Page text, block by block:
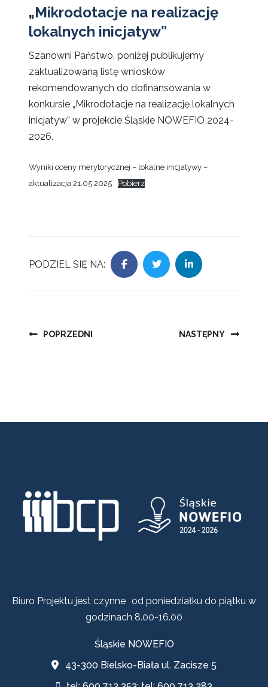
„Mikrodotacje na realizację
lokalnych inicjatyw”
Szanowni Państwo, poniżej publikujemy
zaktualizowaną listę wniosków
rekomendowanych do dofinansowania w
konkursie „Mikrodotacje na realizację lokalnych
inicjatyw” w projekcie Śląskie NOWEFIO 2024-
2026.
Wyniki oceny merytorycznej – lokalne inicjatywy –
aktualizacja 21.05.2025
Pobierz
PODZIEL SIĘ NA:
Nawigacja
POPRZEDNI NASTĘPNY
Biuro Projektu jest czynne od poniedziałku do piątku w
godzinach 8.00-16.00
Śląskie NOWEFIO
43-300 Bielsko-Biała ul. Zacisze 5